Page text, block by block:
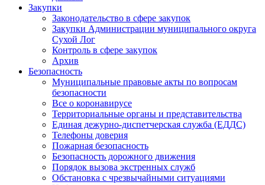
Закупки
Законодательство в сфере закупок
Закупки Администрации муниципального округа
Сухой Лог
Контроль в сфере закупок
Архив
Безопасность
Муниципальные правовые акты по вопросам
безопасности
Все о коронавирусе
Территориальные органы и представительства
Единая дежурно-диспетчерская служба (ЕДДС)
Телефоны доверия
Пожарная безопасность
Безопасность дорожного движения
Порядок вызова экстренных служб
Обстановка с чрезвычайными ситуациями